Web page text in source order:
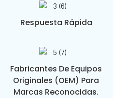
Respuesta Rápida
Fabricantes De Equipos
Originales (OEM) Para
Marcas Reconocidas.